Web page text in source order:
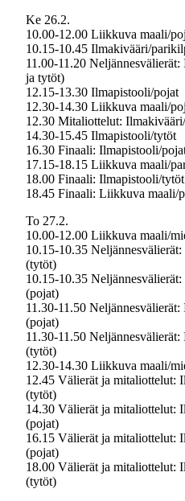
Ke 26.2.
10.00-12.00 Liikkuva maali/
10.15-10.45 Ilmakivääri/
11.00-11.20
ja tytöt)
12.15-13.30 Ilmapistooli/pojat
12.30-14.30 Liikkuva maali/
12.30 Mitaliottelut:
14.30-15.45 Ilmapistooli/tytöt
16.30 Finaali: Ilmapistooli/
17.15-18.15 Liikkuva maali/
18.00 Finaali: Ilmapistooli/tytöt
18.45 Finaali: Liikkuva maali/
To 27.2.
10.00-12.00 Liikkuva maali/
10.15-10.35
(tytöt)
10.15-10.35
(pojat)
11.30-11.50
(pojat)
11.30-11.50
(tytöt)
12.30-14.30 Liikkuva maali/
12.45 Välierät ja mitaliottelut:
(tytöt)
14.30 Välierät ja mitaliottelut:
(pojat)
16.15 Välierät ja mitaliottelut:
(pojat)
18.00 Välierät ja mitaliottelut:
(tytöt)